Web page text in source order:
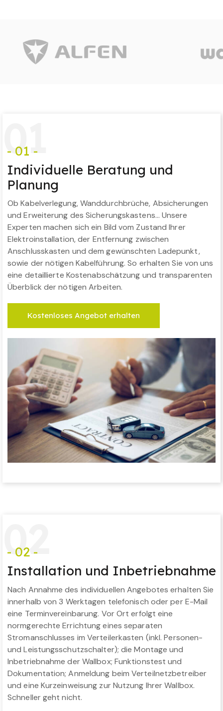
01
- 01 -
Individuelle Beratung und
Planung
Ob Kabelverlegung, Wanddurchbrüche, Absicherungen
und Erweiterung des Sicherungskastens… Unsere
Experten machen sich ein Bild vom Zustand Ihrer
Elektroinstallation, der Entfernung zwischen
Anschlusskasten und dem gewünschten Ladepunkt,
sowie der nötigen Kabelführung. So erhalten Sie von uns
eine detaillierte Kostenabschätzung und transparenten
Überblick der nötigen Arbeiten.
Kostenloses Angebot erhalten
02
- 02 -
Installation und Inbetriebnahme
Nach Annahme des individuellen Angebotes erhalten Sie
innerhalb von 3 Werktagen telefonisch oder per E-Mail
eine Terminvereinbarung. Vor Ort erfolgt eine
normgerechte Errichtung eines separaten
Stromanschlusses im Verteilerkasten (inkl. Personen-
und Leistungsschutzschalter); die Montage und
Inbetriebnahme der Wallbox; Funktionstest und
Dokumentation; Anmeldung beim Verteilnetzbetreiber
und eine Kurzeinweisung zur Nutzung Ihrer Wallbox.
Schneller geht nicht.